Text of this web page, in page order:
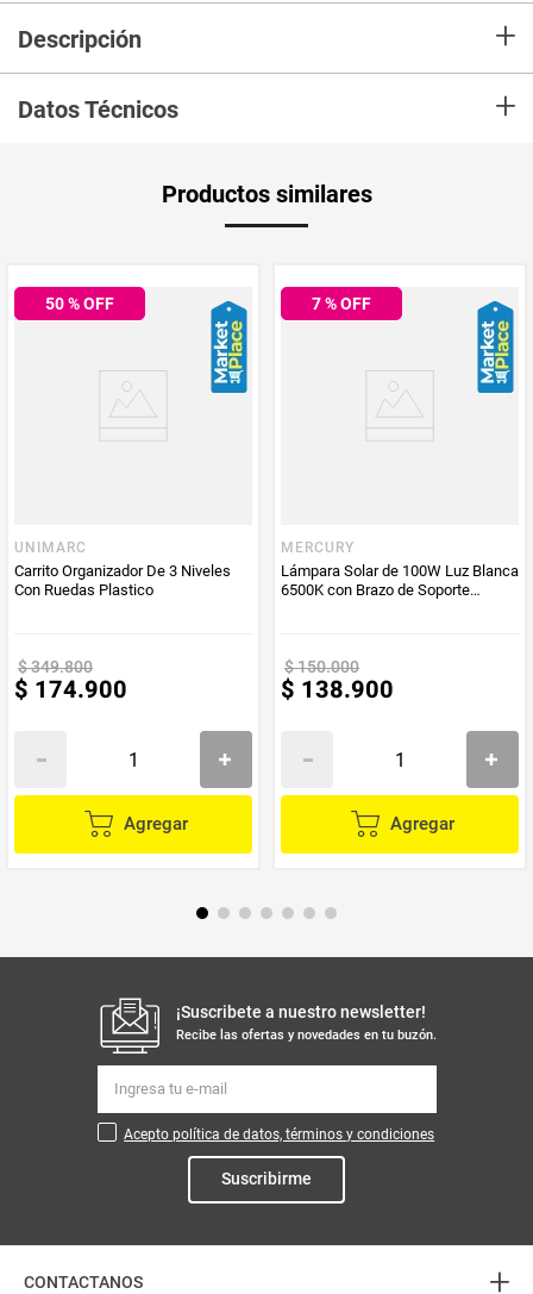
Descripción +
Datos Técnicos +
Productos similares
50% OFF
UNIMARC
Carrito Organizador De 3 Niveles
Con Ruedas Plastico
$349.800
$ 174.900
Agregar
7% OFF
MERCURY
Lámpara Solar de 100W Luz Blanca
6500K con Brazo de Soporte
$150.000
$ 138.900
Agregar
¡Suscribete a nuestro newsletter!
Recibe las ofertas y novedades en tu buzón.
Acepto política de datos, términos y condiciones
Suscribirme
CONTACTANOS +